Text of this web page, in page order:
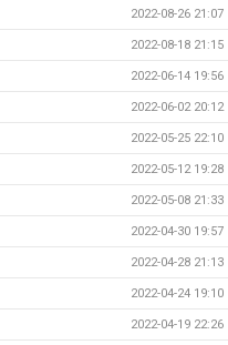
2022-08-26 21:07
2022-08-18 21:15
2022-06-14 19:56
2022-06-02 20:12
2022-05-25 22:10
2022-05-12 19:28
2022-05-08 21:33
2022-04-30 19:57
2022-04-28 21:13
2022-04-24 19:10
2022-04-19 22:26